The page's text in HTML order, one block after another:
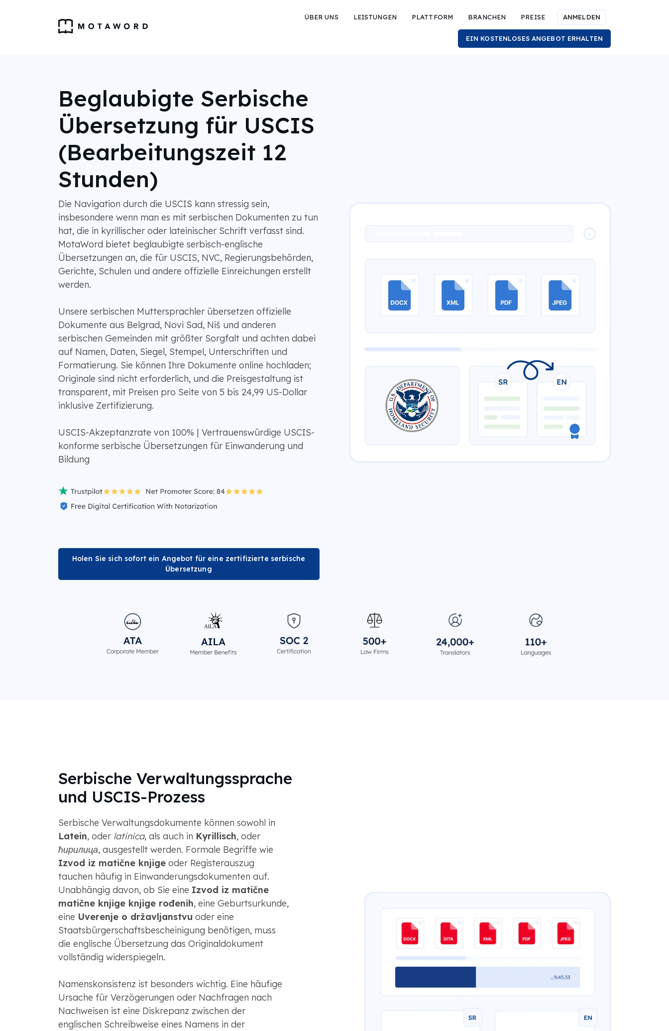
ÜBER UNS LEISTUNGEN PLATTFORM BRANCHEN PREISE ANMELDEN
EIN KOSTENLOSES ANGEBOT ERHALTEN
Beglaubigte Serbische
Übersetzung für USCIS
(Bearbeitungszeit 12
Stunden)
Die Navigation durch die USCIS kann stressig sein,
insbesondere wenn man es mit serbischen Dokumenten zu tun
hat, die in kyrillischer oder lateinischer Schrift verfasst sind.
MotaWord bietet beglaubigte serbisch-englische
Übersetzungen an, die für USCIS, NVC, Regierungsbehörden,
Gerichte, Schulen und andere offizielle Einreichungen erstellt
werden.
Unsere serbischen Muttersprachler übersetzen offizielle
Dokumente aus Belgrad, Novi Sad, Niš und anderen
serbischen Gemeinden mit größter Sorgfalt und achten dabei
auf Namen, Daten, Siegel, Stempel, Unterschriften und
Formatierung. Sie können Ihre Dokumente online hochladen;
Originale sind nicht erforderlich, und die Preisgestaltung ist
transparent, mit Preisen pro Seite von 5 bis 24,99 US-Dollar
inklusive Zertifizierung.
USCIS-Akzeptanzrate von 100% | Vertrauenswürdige USCIS-
konforme serbische Übersetzungen für Einwanderung und
Bildung
Holen Sie sich sofort ein Angebot für eine zertifizierte serbische
Übersetzung
Serbische Verwaltungssprache
und USCIS-Prozess
Serbische Verwaltungsdokumente können sowohl in
Latein, oder latinica, als auch in Kyrillisch, oder
ћирилица, ausgestellt werden. Formale Begriffe wie
Izvod iz matične knjigeoder Registerauszug
tauchen häufig in Einwanderungsdokumenten auf.
Unabhängig davon, ob Sie eine Izvod iz matične
matične knjige knjige rođenih, eine Geburtsurkunde,
eine Uverenje o državljanstvu oder eine
Staatsbürgerschaftsbescheinigung benötigen, muss
die englische Übersetzung das Originaldokument
vollständig widerspiegeln.
Namenskonsistenz ist besonders wichtig. Eine häufige
Ursache für Verzögerungen oder Nachfragen nach
Nachweisen ist eine Diskrepanz zwischen der
englischen Schreibweise eines Namens in der